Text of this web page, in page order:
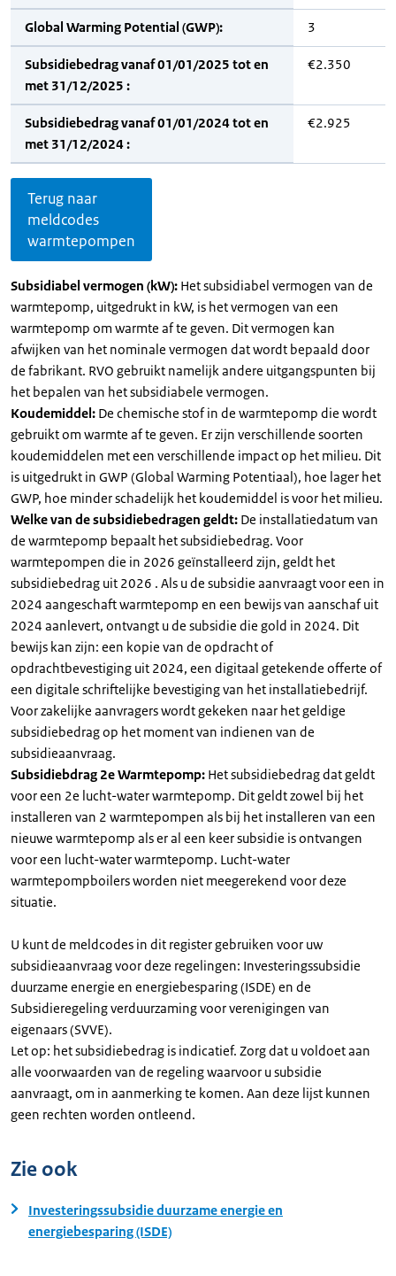
Global Warming Potential (GWP): 3
Subsidiebedrag vanaf 01/01/2025 tot en
met 31/12/2025 :
€2.350
Subsidiebedrag vanaf 01/01/2024 tot en
met 31/12/2024 :
€2.925
Terug naar
meldcodes
warmtepompen
Subsidiabel vermogen (kW): Het subsidiabel vermogen van de
warmtepomp, uitgedrukt in kW, is het vermogen van een
warmtepomp om warmte af te geven. Dit vermogen kan
afwijken van het nominale vermogen dat wordt bepaald door
de fabrikant. RVO gebruikt namelijk andere uitgangspunten bij
het bepalen van het subsidiabele vermogen.
Koudemiddel: De chemische stof in de warmtepomp die wordt
gebruikt om warmte af te geven. Er zijn verschillende soorten
koudemiddelen met een verschillende impact op het milieu. Dit
is uitgedrukt in GWP (Global Warming Potentiaal), hoe lager het
GWP, hoe minder schadelijk het koudemiddel is voor het milieu.
Welke van de subsidiebedragen geldt: De installatiedatum van
de warmtepomp bepaalt het subsidiebedrag. Voor
warmtepompen die in 2026 geïnstalleerd zijn, geldt het
subsidiebedrag uit 2026 . Als u de subsidie aanvraagt voor een in
2024 aangeschaft warmtepomp en een bewijs van aanschaf uit
2024 aanlevert, ontvangt u de subsidie die gold in 2024. Dit
bewijs kan zijn: een kopie van de opdracht of
opdrachtbevestiging uit 2024, een digitaal getekende offerte of
een digitale schriftelijke bevestiging van het installatiebedrijf.
Voor zakelijke aanvragers wordt gekeken naar het geldige
subsidiebedrag op het moment van indienen van de
subsidieaanvraag.
Subsidiebdrag 2e Warmtepomp: Het subsidiebedrag dat geldt
voor een 2e lucht-water warmtepomp. Dit geldt zowel bij het
installeren van 2 warmtepompen als bij het installeren van een
nieuwe warmtepomp als er al een keer subsidie is ontvangen
voor een lucht-water warmtepomp. Lucht-water
warmtepompboilers worden niet meegerekend voor deze
situatie.
U kunt de meldcodes in dit register gebruiken voor uw
subsidieaanvraag voor deze regelingen: Investeringssubsidie
duurzame energie en energiebesparing (ISDE) en de
Subsidieregeling verduurzaming voor verenigingen van
eigenaars (SVVE).
Let op: het subsidiebedrag is indicatief. Zorg dat u voldoet aan
alle voorwaarden van de regeling waarvoor u subsidie
aanvraagt, om in aanmerking te komen. Aan deze lijst kunnen
geen rechten worden ontleend.
Zie ook
Investeringssubsidie duurzame energie en
energiebesparing (ISDE)